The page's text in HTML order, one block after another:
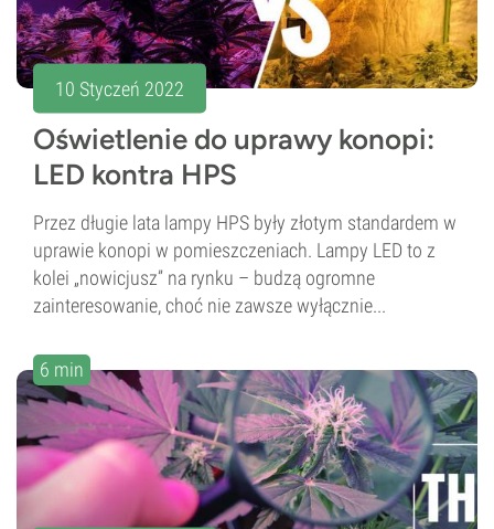
10 Styczeń 2022
Oświetlenie do uprawy konopi:
LED kontra HPS
Przez długie lata lampy HPS były złotym standardem w
uprawie konopi w pomieszczeniach. Lampy LED to z
kolei „nowicjusz” na rynku – budzą ogromne
zainteresowanie, choć nie zawsze wyłącznie...
6 min